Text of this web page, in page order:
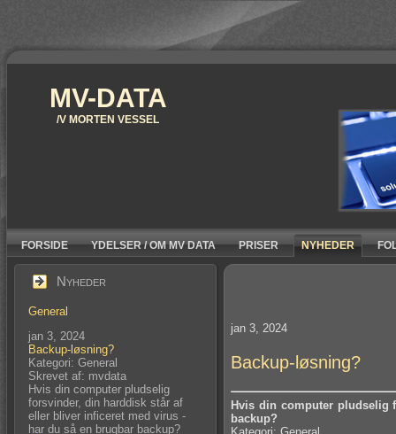
MV-DATA
/V MORTEN VESSEL
FORSIDE YDELSER / OM MV DATA PRISER NYHEDER
Nyheder
General
jan 3, 2024
Backup-løsning?
Kategori: General
Skrevet af: mvdata
Hvis din computer pludselig
forsvinder, din harddisk står af
eller bliver inficeret med virus -
har du så en brugbar backup?
jan 3, 2024
Backup-løsning?
Hvis din computer pludselig
backup?